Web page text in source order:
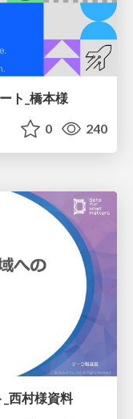
ト_橋本様
0 240
西村様資料